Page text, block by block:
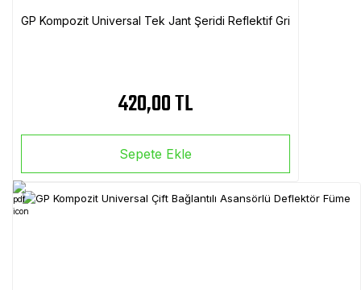
GP Kompozit Universal Tek Jant Şeridi Reflektif Gri
420,00 TL
Sepete Ekle